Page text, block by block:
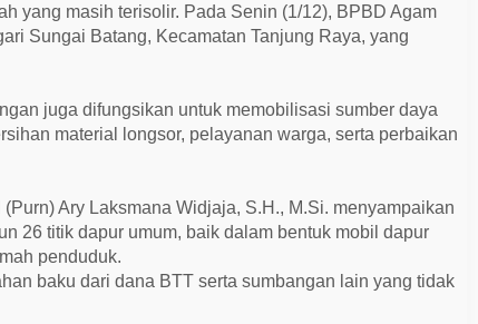
yang masih terisolir. Pada Senin (1/12), BPBD Agam
Sungai Batang, Kecamatan Tanjung Raya, yang
juga difungsikan untuk memobilisasi sumber daya
material longsor, pelayanan warga, serta perbaikan
Ary Laksmana Widjaja, S.H., M.Si. menyampaikan
26 titik dapur umum, baik dalam bentuk mobil dapur
penduduk.
baku dari dana BTT serta sumbangan lain yang tidak